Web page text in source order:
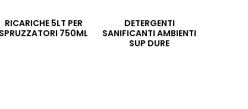
RICARICHE 5LT PER
SPRUZZATORI 750ML
DETERGENTI
SANIFICANTI AMBIENTI
SUP DURE